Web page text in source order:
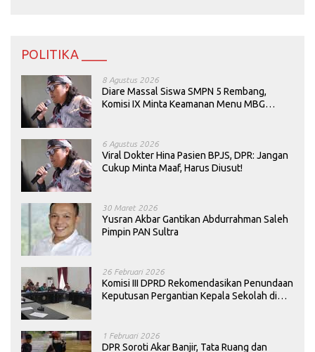
POLITIKA ____
8 Agustus 2026
Diare Massal Siswa SMPN 5 Rembang,
Komisi IX Minta Keamanan Menu MBG
6 Agustus 2026
Viral Dokter Hina Pasien BPJS, DPR: Jangan
Cukup Minta Maaf, Harus Diusut!
30 Maret 2026
Yusran Akbar Gantikan Abdurrahman Saleh
Pimpin PAN Sultra
26 Februari 2026
Komisi III DPRD Rekomendasikan Penundaan
Keputusan Pergantian Kepala Sekolah di
1 Februari 2026
DPR Soroti Akar Banjir, Tata Ruang dan